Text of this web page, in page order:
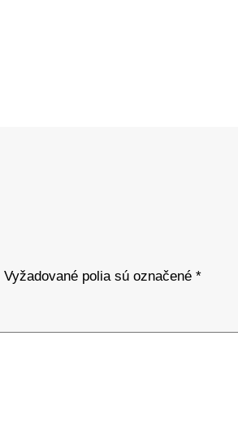
Vyžadované polia sú označené*